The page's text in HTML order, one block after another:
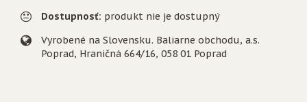
Dostupnosť: produkt nie je dostupný
Vyrobené na Slovensku. Baliarne obchodu, a.s.
Poprad, Hraničná 664/16, 058 01 Poprad